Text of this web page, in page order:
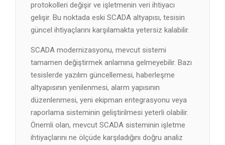
protokolleri değişir ve işletmenin veri ihtiyacı
gelişir. Bu noktada eski SCADA altyapısı, tesisin
güncel ihtiyaçlarını karşılamakta yetersiz kalabilir.
SCADA modernizasyonu, mevcut sistemi
tamamen değiştirmek anlamına gelmeyebilir. Bazı
tesislerde yazılım güncellemesi, haberleşme
altyapısının yenilenmesi, alarm yapısının
düzenlenmesi, yeni ekipman entegrasyonu veya
raporlama sisteminin geliştirilmesi yeterli olabilir.
Önemli olan, mevcut SCADA sisteminin işletme
ihtiyaçlarını ne ölçüde karşıladığını doğru analiz